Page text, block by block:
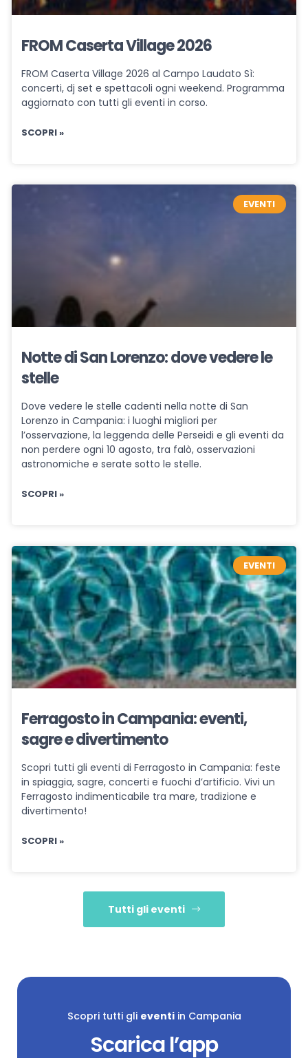
FROM Caserta Village 2026
FROM Caserta Village 2026 al Campo Laudato Sì:
concerti, dj set e spettacoli ogni weekend. Programma
aggiornato con tutti gli eventi in corso.
SCOPRI »
EVENTI
Notte di San Lorenzo: dove vedere le
stelle
Dove vedere le stelle cadenti nella notte di San
Lorenzo in Campania: i luoghi migliori per
l’osservazione, la leggenda delle Perseidi e gli eventi da
non perdere ogni 10 agosto, tra falò, osservazioni
astronomiche e serate sotto le stelle.
SCOPRI »
EVENTI
Ferragosto in Campania: eventi,
sagre e divertimento
Scopri tutti gli eventi di Ferragosto in Campania: feste
in spiaggia, sagre, concerti e fuochi d’artificio. Vivi un
Ferragosto indimenticabile tra mare, tradizione e
divertimento!
SCOPRI »
Tutti gli eventi
Scopri tutti gli eventiin Campania
Scarica l’app